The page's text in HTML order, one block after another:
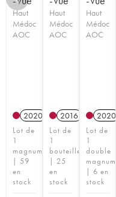
Haut
Médoc
AOC
2020
Lot de
1
magnum
| 59
en
stock
Haut
Médoc
AOC
2016
Lot de
1
bouteille
| 25
en
stock
Haut
Médoc
AOC
2020
Lot de
1
double
magnum
| 6 en
stock